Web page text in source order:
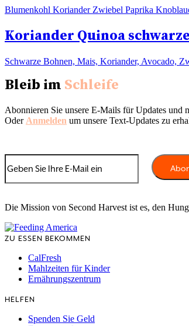
Blumenkohl Koriander Zwiebel Paprika
Koriander Quinoa
Schwarze Bohnen, Mais, Koriander, Avocado,
Bleib im Schleife
Abonnieren Sie unsere E-Mails für Updates und
OderAnmelden um unsere Text-Updates zu
Die Mission von Second Harvest ist es, den
ZU ESSEN BEKOMMEN
CalFresh
Mahlzeiten für Kinder
Ernährungszentrum
HELFEN
Spenden Sie Geld